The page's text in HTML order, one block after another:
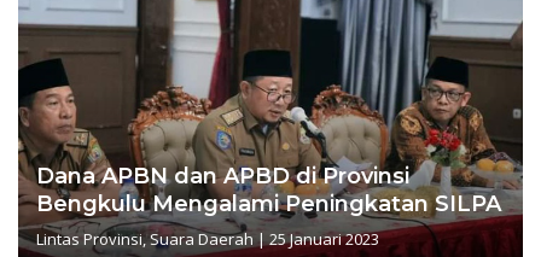
Dana APBN dan APBD di Provinsi
Bengkulu Mengalami Peningkatan SILPA
Lintas Provinsi,Suara Daerah | 25 Januari 2023